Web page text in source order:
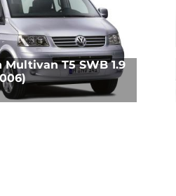
T5 SWB 1.9